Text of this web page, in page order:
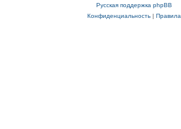
Русская поддержка phpBB
Конфиденциальность| Правила